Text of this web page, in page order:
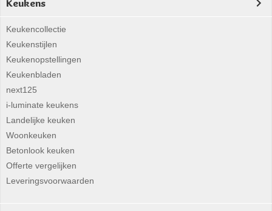
Keukens
Keukencollectie
Keukenstijlen
Keukenopstellingen
Keukenbladen
next125
i-luminate keukens
Landelijke keuken
Woonkeuken
Betonlook keuken
Offerte vergelijken
Leveringsvoorwaarden